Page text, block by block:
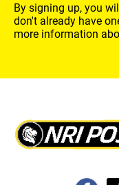
By signing up, you
don't already have
more information